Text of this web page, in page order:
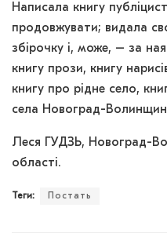
Написала книгу
продовжувати; видала
збірочку і, може, – за
книгу прози, книгу
книгу про рідне село,
села Новоград-
Леся ГУДЗЬ, Новоград-
області.
Теги: Постать